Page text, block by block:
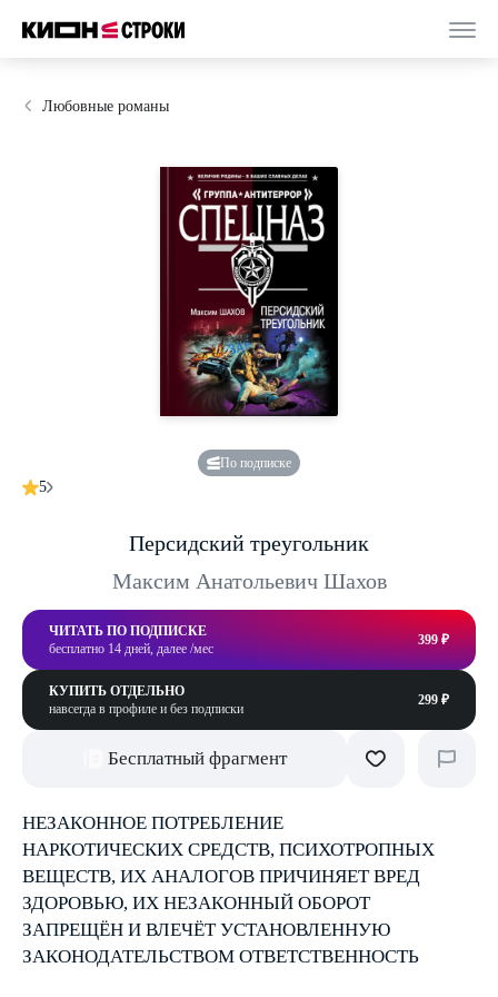
Любовные романы
По подписке
5
Персидский треугольник
Максим Анатольевич Шахов
ЧИТАТЬ ПО ПОДПИСКЕ
бесплатно 14 дней, далее /мес
399 ₽
КУПИТЬ ОТДЕЛЬНО
навсегда в профиле и без подписки
299 ₽
Бесплатный фрагмент
НЕЗАКОННОЕ ПОТРЕБЛЕНИЕ
НАРКОТИЧЕСКИХ СРЕДСТВ, ПСИХОТРОПНЫХ
ВЕЩЕСТВ, ИХ АНАЛОГОВ ПРИЧИНЯЕТ ВРЕД
ЗДОРОВЬЮ, ИХ НЕЗАКОННЫЙ ОБОРОТ
ЗАПРЕЩЁН И ВЛЕЧЁТ УСТАНОВЛЕННУЮ
ЗАКОНОДАТЕЛЬСТВОМ ОТВЕТСТВЕННОСТЬ